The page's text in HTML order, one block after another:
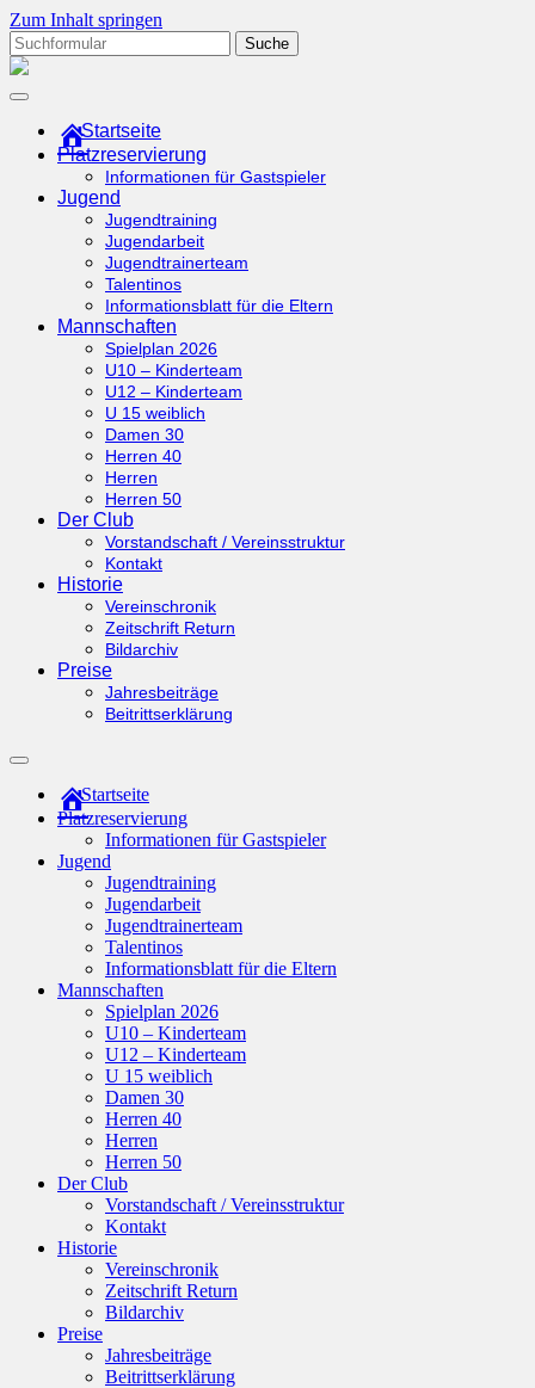
Zum Inhalt springen
Suchen
nach:tcottenhoefen.de
Startseite
Platzreservierung
Informationen für Gastspieler
Jugend
Jugendtraining
Jugendarbeit
Jugendtrainerteam
Talentinos
Informationsblatt für die Eltern
Mannschaften
Spielplan 2026
U10 – Kinderteam
U12 – Kinderteam
U 15 weiblich
Damen 30
Herren 40
Herren
Herren 50
Der Club
Vorstandschaft / Vereinsstruktur
Kontakt
Historie
Vereinschronik
Zeitschrift Return
Bildarchiv
Preise
Jahresbeiträge
Beitrittserklärung
Suchfeld
ein-/ausblendenStartseite
Platzreservierung
Informationen für Gastspieler
Jugend
Jugendtraining
Jugendarbeit
Jugendtrainerteam
Talentinos
Informationsblatt für die Eltern
Mannschaften
Spielplan 2026
U10 – Kinderteam
U12 – Kinderteam
U 15 weiblich
Damen 30
Herren 40
Herren
Herren 50
Der Club
Vorstandschaft / Vereinsstruktur
Kontakt
Historie
Vereinschronik
Zeitschrift Return
Bildarchiv
Preise
Jahresbeiträge
Beitrittserklärung